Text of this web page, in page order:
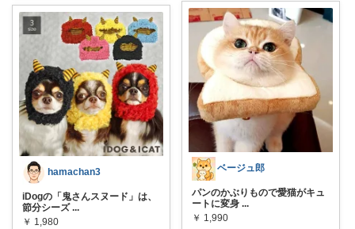
hamachan3
iDogの「鬼さんスヌード」は、
節分シーズ ...
￥ 1,980
ベージュ郎
パンのかぶりもので愛猫がキュ
ートに変身 ...
￥ 1,990